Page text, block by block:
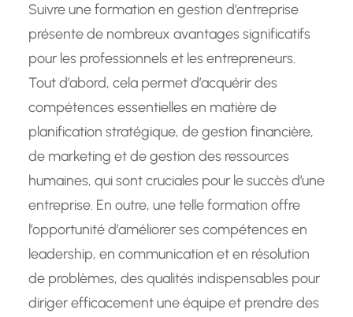
Suivre une formation en gestion d’entreprise
présente de nombreux avantages significatifs
pour les professionnels et les entrepreneurs.
Tout d’abord, cela permet d’acquérir des
compétences essentielles en matière de
planification stratégique, de gestion financière,
de marketing et de gestion des ressources
humaines, qui sont cruciales pour le succès d’une
entreprise. En outre, une telle formation offre
l’opportunité d’améliorer ses compétences en
leadership, en communication et en résolution
de problèmes, des qualités indispensables pour
diriger efficacement une équipe et prendre des